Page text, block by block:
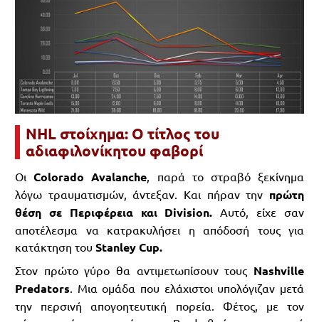
NHL στοίχημα: Ο τίτλος του
αδιαφιλονίκητου φαβορί
ΟιColorado Avalanche, παρά το στραβό ξεκίνημα
λόγω τραυματισμών, άντεξαν. Και πήραν την πρώτη
θέση σε Περιφέρεια και Division.Αυτό, είχε σαν
αποτέλεσμα να κατρακυλήσει η απόδοσή τους για
κατάκτηση του Stanley Cup.
Στον πρώτο γύρο θα αντιμετωπίσουν τους Nashville
Predators. Μια ομάδα που ελάχιστοι υπολόγιζαν μετά
την περσινή απογοητευτική πορεία. Φέτος, με τον